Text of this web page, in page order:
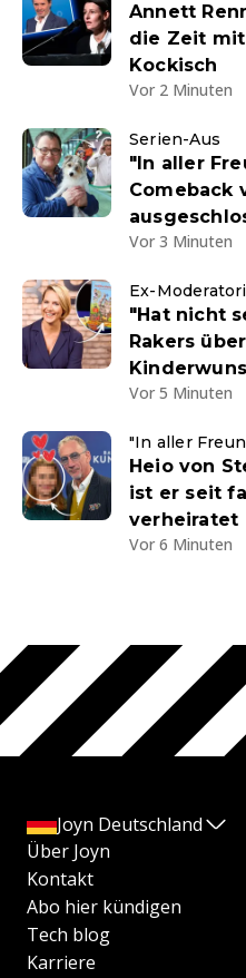
Annett
die Zeit
Kockisch
Vor 2 Minuten
Serien-Aus
"In aller
Comeback
Vor 3 Minuten
Ex-
"Hat nicht
Rakers
Vor 5 Minuten
"In aller
Heio von
ist er seit
verheiratet
Vor 6 Minuten
Joyn Deutschland
Über Joyn
Kontakt
Abo hier kündigen
Tech blog
Karriere